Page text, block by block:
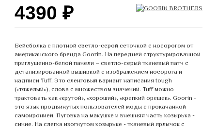
4390 ₽
Бейсболка с плотной светло-серой сеточкой с носорогом от
американского бренда Goorin. На передней структурированной
приглушенно-белой панели – светло-серый тканевый патч с
детализированной вышивкой с изображением носорога и
надписи Tuff. Это сленговый вариант написания tough
(«тяжелый»), слова с множеством значений. Tuff можно
трактовать как «крутой», «хороший», «крепкий орешек». Goorin -
это язык продвинутых пользователей моды с прокачанной
самоиронией. Пуговка на макушке и внешняя часть козырька -
синие. На слегка изогнутом козырьке - тканевый ярлычок с